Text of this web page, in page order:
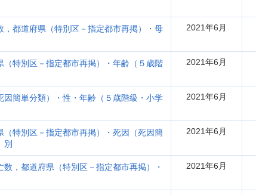
，都道府県（特別区－指定都市再掲）・母
2021年6月
（特別区－指定都市再掲）・年齢（５歳階
2021年6月
因簡単分類）・性・年齢（５歳階級・小学
2021年6月
（特別区－指定都市再掲）・死因（死因簡
別
2021年6月
数，都道府県（特別区－指定都市再掲）・
2021年6月